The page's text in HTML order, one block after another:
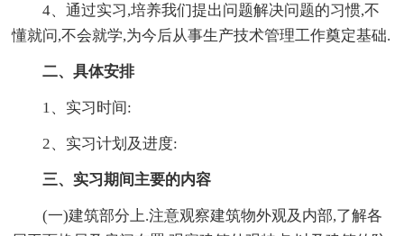
4、通过实习,培养我们提出问题解决问题的习惯,不
懂就问,不会就学,为今后从事生产技术管理工作奠定基础.
二、具体安排
1、实习时间:
2、实习计划及进度:
三、实习期间主要的内容
(一)建筑部分上.注意观察建筑物外观及内部,了解各